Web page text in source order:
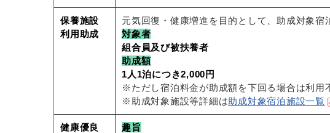
保養施設
利用助成
元気回復・健康増進を目的として、助成対象宿
対象者
組合員及び被扶養者
助成額
1人1泊につき2,000円
※ただし宿泊料金が助成額を下回る場合は利用
※助成対象施設等詳細は助成対象宿泊施設一覧
健康優良
趣旨